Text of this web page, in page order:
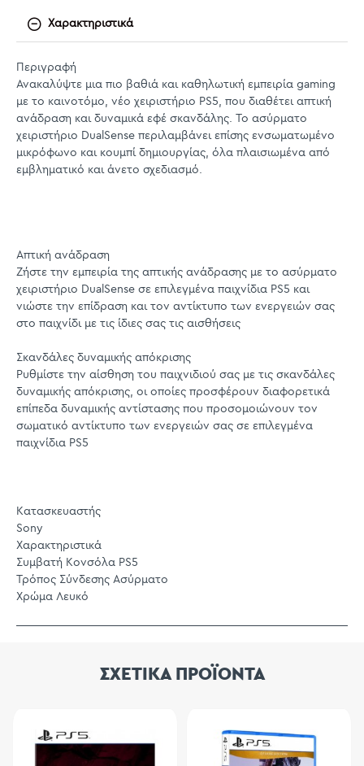
Χαρακτηριστικά
Περιγραφή
Ανακαλύψτε μια πιο βαθιά και καθηλωτική εμπειρία gaming
με το καινοτόμο, νέο χειριστήριο PS5, που διαθέτει απτική
ανάδραση και δυναμικά εφέ σκανδάλης. Το ασύρματο
χειριστήριο DualSense περιλαμβάνει επίσης ενσωματωμένο
μικρόφωνο και κουμπί δημιουργίας, όλα πλαισιωμένα από
εμβληματικό και άνετο σχεδιασμό.
Απτική ανάδραση
Ζήστε την εμπειρία της απτικής ανάδρασης με το ασύρματο
χειριστήριο DualSense σε επιλεγμένα παιχνίδια PS5 και
νιώστε την επίδραση και τον αντίκτυπο των ενεργειών σας
στο παιχνίδι με τις ίδιες σας τις αισθήσεις
Σκανδάλες δυναμικής απόκρισης
Ρυθμίστε την αίσθηση του παιχνιδιού σας με τις σκανδάλες
δυναμικής απόκρισης, οι οποίες προσφέρουν διαφορετικά
επίπεδα δυναμικής αντίστασης που προσομοιώνουν τον
σωματικό αντίκτυπο των ενεργειών σας σε επιλεγμένα
παιχνίδια PS5
Κατασκευαστής
Sony
Χαρακτηριστικά
Συμβατή Κονσόλα PS5
Τρόπος Σύνδεσης Ασύρματο
Χρώμα Λευκό
ΣΧΕΤΙΚΑ ΠΡΟΪΟΝΤΑ